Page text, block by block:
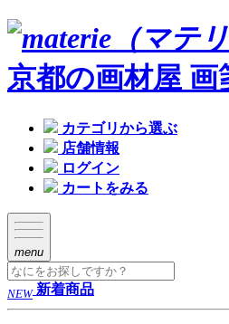
京都の画材屋 画
カテゴリから選ぶ
店舗情報
ログイン
カートをみる
menu
NEW 新着商品